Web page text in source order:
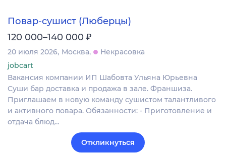
Повар-сушист (Люберцы)
120 000–140 000 ₽
20 июля 2026 Москва
Некрасовка
jobcart
Вакансия компании ИП Шабовта Ульяна Юрьевна
Суши бар доставка и продажа в зале. Франшиза.
Приглашаем в новую команду сушистом талантливого
и активного повара. Обязанности: - Приготовление и
отдача блюд…
Откликнуться